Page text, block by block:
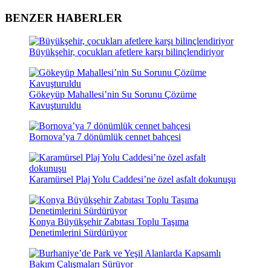
BENZER HABERLER
Büyükşehir, çocukları afetlere karşı bilinçlendiriyor
Gökeyüp Mahallesi’nin Su Sorunu Çözüme
Kavuşturuldu
Bornova’ya 7 dönümlük cennet bahçesi
Karamürsel Plaj Yolu Caddesi’ne özel asfalt dokunuşu
Konya Büyükşehir Zabıtası Toplu Taşıma
Denetimlerini Sürdürüyor